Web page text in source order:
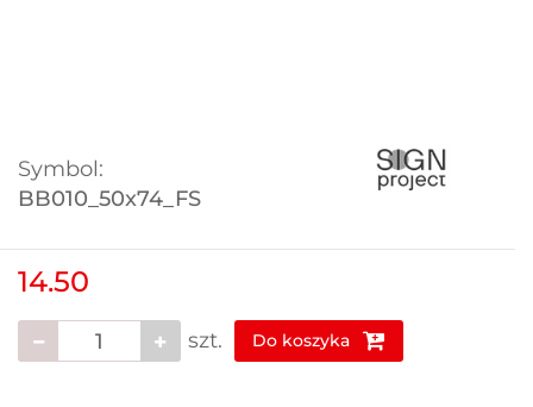
Symbol:
BB010_50x74_FS
14.50
szt. Do koszyka